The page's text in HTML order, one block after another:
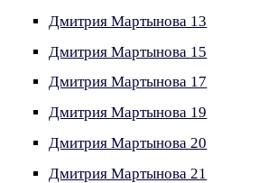
Дмитрия Мартынова 13
Дмитрия Мартынова 15
Дмитрия Мартынова 17
Дмитрия Мартынова 19
Дмитрия Мартынова 20
Дмитрия Мартынова 21